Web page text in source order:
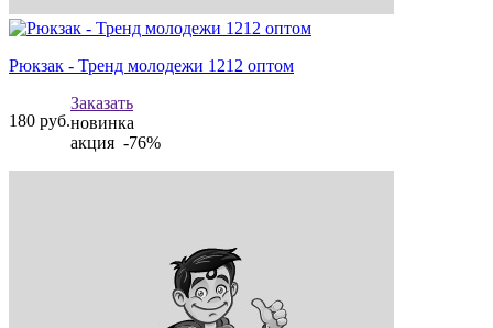
Рюкзак - Тренд молодежи 1212 оптом
180 руб.
Заказать
новинка
акция -76%